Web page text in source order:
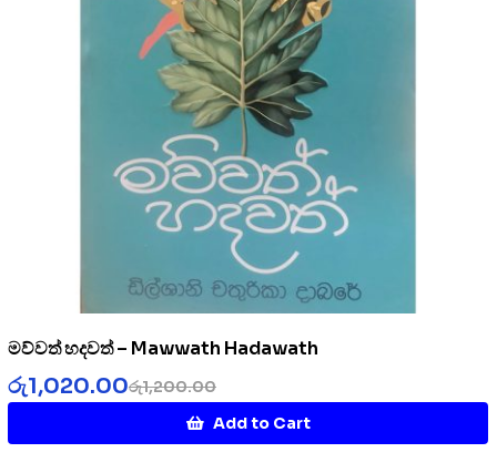
මව්වත් හදවත් – Mawwath Hadawath
රු1,200.00
රු1,020.00
Add to Cart